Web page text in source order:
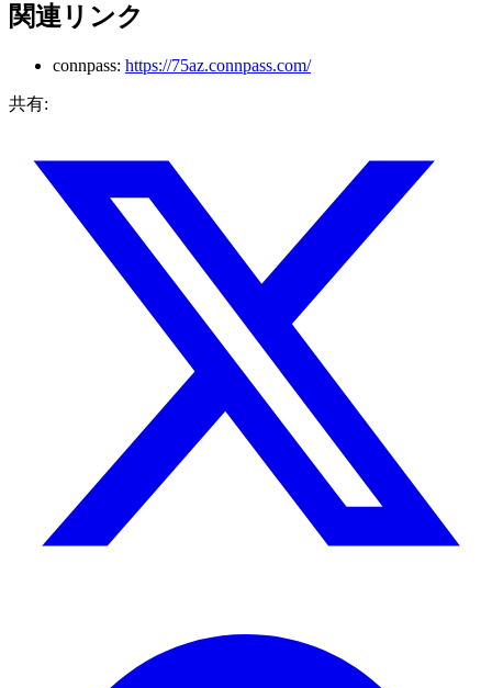
関連リンク
connpass: https://75az.connpass.com/
共有: